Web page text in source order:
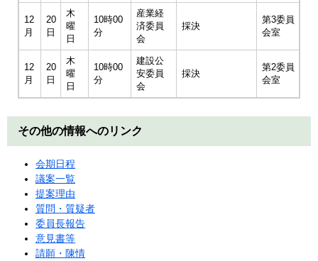
12
月
20
日
木
曜
日
10時00
分
産業経
済委員
会
採決
第3委員
会室
12
月
20
日
木
曜
日
10時00
分
建設公
安委員
会
採決
第2委員
会室
その他の情報へのリンク
会期日程
議案一覧
提案理由
質問・質疑者
委員長報告
意見書等
請願・陳情